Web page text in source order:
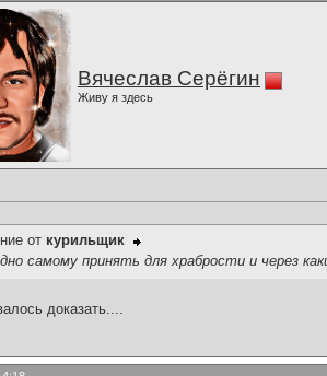
Вячеслав Серёгин
Живу я здесь
от курильщик
самому принять для храбрости и через
доказать....